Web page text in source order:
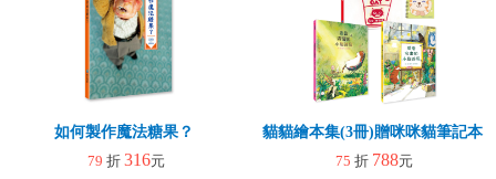
如何製作魔法糖果？
79 折 316元
貓貓繪本集(3冊)贈咪咪貓筆記本
75 折 788元